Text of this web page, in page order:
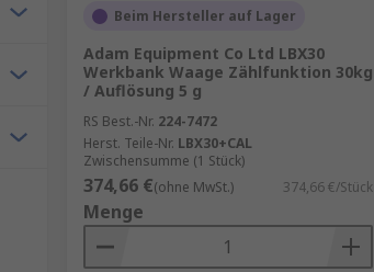
Beim Hersteller auf Lager
Adam Equipment Co Ltd LBX30
Werkbank Waage Zählfunktion 30kg
/ Auflösung 5 g
RS Best.-Nr. 224-7472
Herst. Teile-Nr. LBX30+CAL
Zwischensumme (1 Stück)
374,66 €(ohne MwSt.) 374,66 €/Stück
Menge